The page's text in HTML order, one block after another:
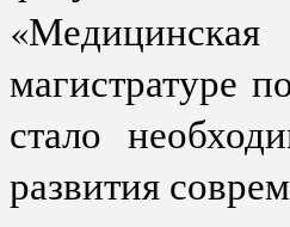
магистратуре
стало
развития